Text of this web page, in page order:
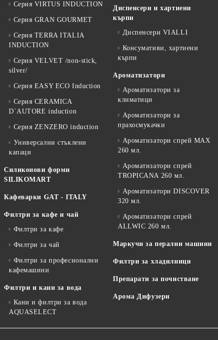
Серия VIRTUS INDUCTION
Серия GRAN GOURMET
Серия TERRA ITALIA
INDUCTION
Серия VELVET /non-stick,
silver/
Серия EASY ECO Induction
Серия CERAMICA
D`AUTORE induction
Серия ZENZERO induction
Универсални стъклени
капаци
Силиконови форми
SILIKOMART
Кафеварки GAT - ITALY
Филтри за кафе и чай
Филтри за кафе
Филтри за чай
Филтри за професионални
кафемашини
Филтри и кани за вода
Кани и филтри за вода
AQUASELECT
Диспенсери и хартиени
кърпи
Диспенсери VIALLI
Консумативи, хартиени
кърпи
Ароматизатори
Ароматизатори за
климатици
Ароматизатори за
прахосмукачки
Ароматизатори спрей MAX
260 мл.
Ароматизатори спрей
TROPICANA 260 мл.
Ароматизатори DISCOVER
320 мл.
Ароматизатори спрей
ALLWIC 260 мл.
Маркучи за перални машини
Филтри за хладилници
Препарати за почистване
Арома Дифузери